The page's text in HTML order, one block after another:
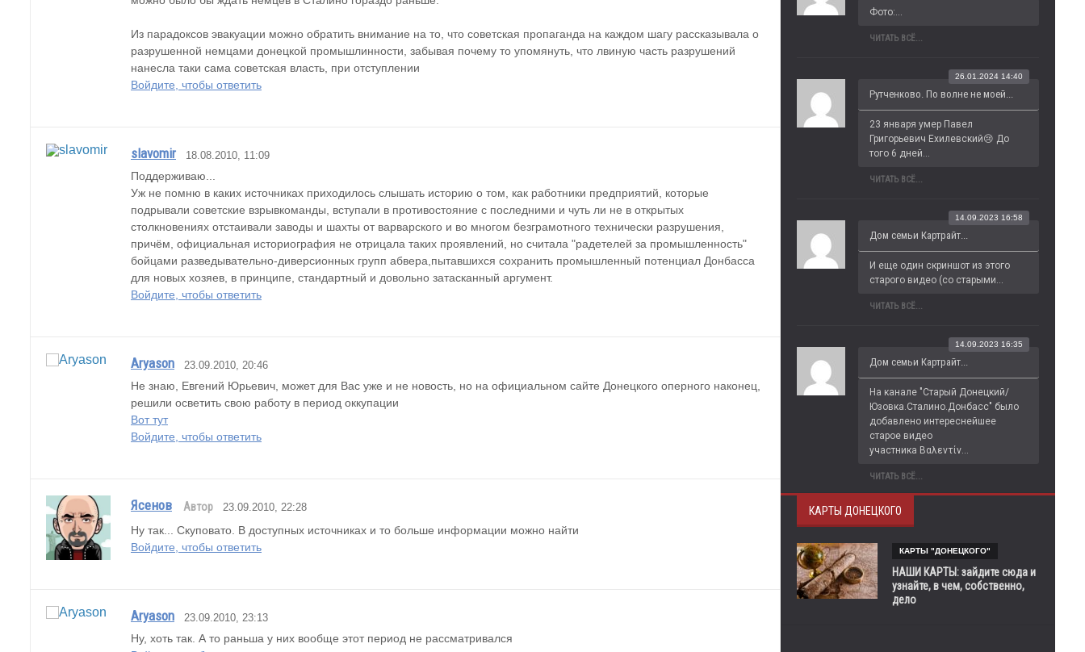
Из парадоксов эвакуации можно обратить внимание на то, что советская пропаганда на каждом шагу рассказывала о
разрушенной немцами донецкой промышлинности, забывая почему то упомянуть, что лвиную часть разрушений
нанесла таки сама советская власть, при отступлении
Войдите, чтобы ответить
slavomir 18.08.2010, 11:09
Поддерживаю...
Уж не помню в каких источниках приходилось слышать историю о том, как работники предприятий, которые
подрывали советские взрывкоманды, вступали в противостояние с последними и чуть ли не в открытых
столкновениях отстаивали заводы и шахты от варварского и во многом безграмотного технически разрушения,
причём, официальная историография не отрицала таких проявлений, но считала "радетелей за промышленность"
бойцами разведывательно-диверсионных групп абвера,пытавшихся сохранить промышленный потенциал Донбасса
для новых хозяев, в принципе, стандартный и довольно затасканный аргумент.
Войдите, чтобы ответить
Aryason 23.09.2010, 20:46
Не знаю, Евгений Юрьевич, может для Вас уже и не новость, но на официальном сайте Донецкого оперного наконец,
решили осветить свою работу в период оккупации
Вот тут
Войдите, чтобы ответить
Ясенов Автор 23.09.2010, 22:28
Ну так... Скуповато. В доступных источниках и то больше информации можно найти
Войдите, чтобы ответить
Aryason 23.09.2010, 23:13
Ну, хоть так. А то раньша у них вообще этот период не рассматривался
Фото:...
ЧИТАТЬ ВСЁ...
Рутченково. По волне не моей...
26.01.2024 14:40
23 января умер Павел
Григорьевич Ехилевский😢 До
того 6 дней...
ЧИТАТЬ ВСЁ...
Дом семьи Картрайт...
14.09.2023 16:58
И еще один скриншот из этого
старого видео (со старыми...
ЧИТАТЬ ВСЁ...
Дом семьи Картрайт...
14.09.2023 16:35
На канале "Старый Донецкий/
Юзовка.Сталино.Донбасс" было
добавлено интереснейшее
старое видео
участника Βαλεντίν...
ЧИТАТЬ ВСЁ...
КАРТЫ ДОНЕЦКОГО
КАРТЫ "ДОНЕЦКОГО"
НАШИ КАРТЫ: зайдите сюда и
узнайте, в чем, собственно,
дело